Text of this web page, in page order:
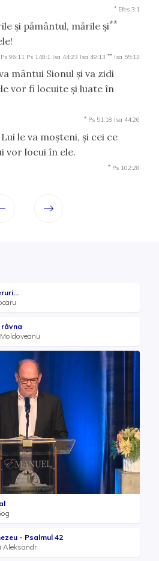
* Efes 3:1
şi pământul, mările şi**
Ps 96:11 Ps 148:1 Isa 44:23 Isa 49:13 ** Isa 55:12
mântui Sionul şi va zidi
vor fi locuite şi luate în
* Ps 51:18 Isa 44:26
le va moşteni, şi cei ce
vor locui în ele.
* Ps 102:28
- Psalmul 42
Aleksandr